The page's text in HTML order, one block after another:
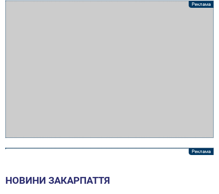
НОВИНИ ЗАКАРПАТТЯ